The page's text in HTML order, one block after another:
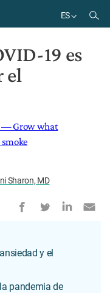
ES
DE
19 es
el
Sharon, MD
y el
pandemia de